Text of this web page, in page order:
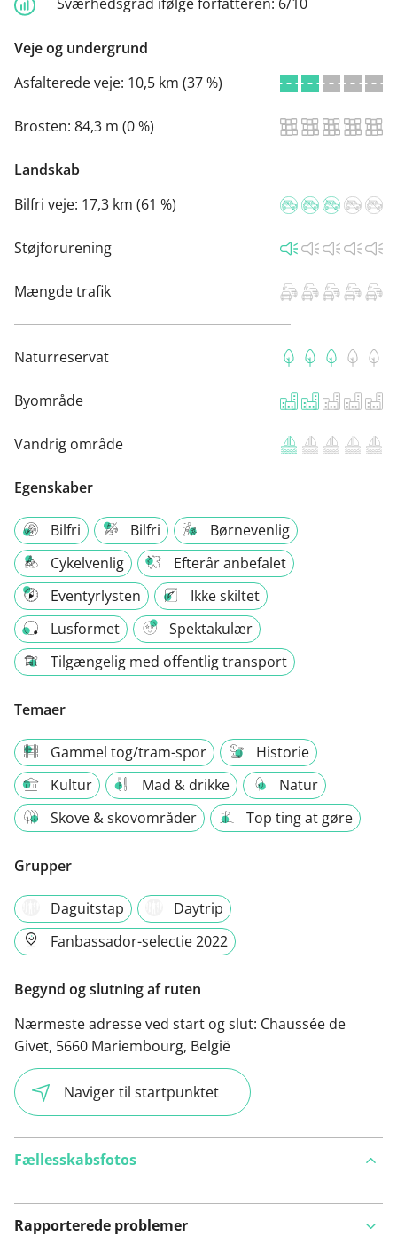
Veje og undergrund
Asfalterede veje: 10,5 km (37 %)
Brosten: 84,3 m (0 %)
Landskab
Bilfri veje: 17,3 km (61 %)
Støjforurening
Mængde trafik
Naturreservat
Byområde
Vandrig område
Egenskaber
Bilfri Bilfri
Børnevenlig
Cykelvenlig
Efterår anbefalet
Eventyrlysten
Ikke skiltet
Lusformet
Spektakulær
Tilgængelig med offentlig transport
Temaer
Gammel tog/tram-spor
Historie
Kultur
Mad & drikke
Natur
Skove & skovområder
Top ting at gøre
Grupper
Daguitstap
Daytrip
Fanbassador-selectie 2022
Begynd og slutning af ruten
Nærmeste adresse ved start og slut: Chaussée de
Givet, 5660 Mariembourg, België
Naviger til startpunktet
Fællesskabsfotos
Rapporterede problemer